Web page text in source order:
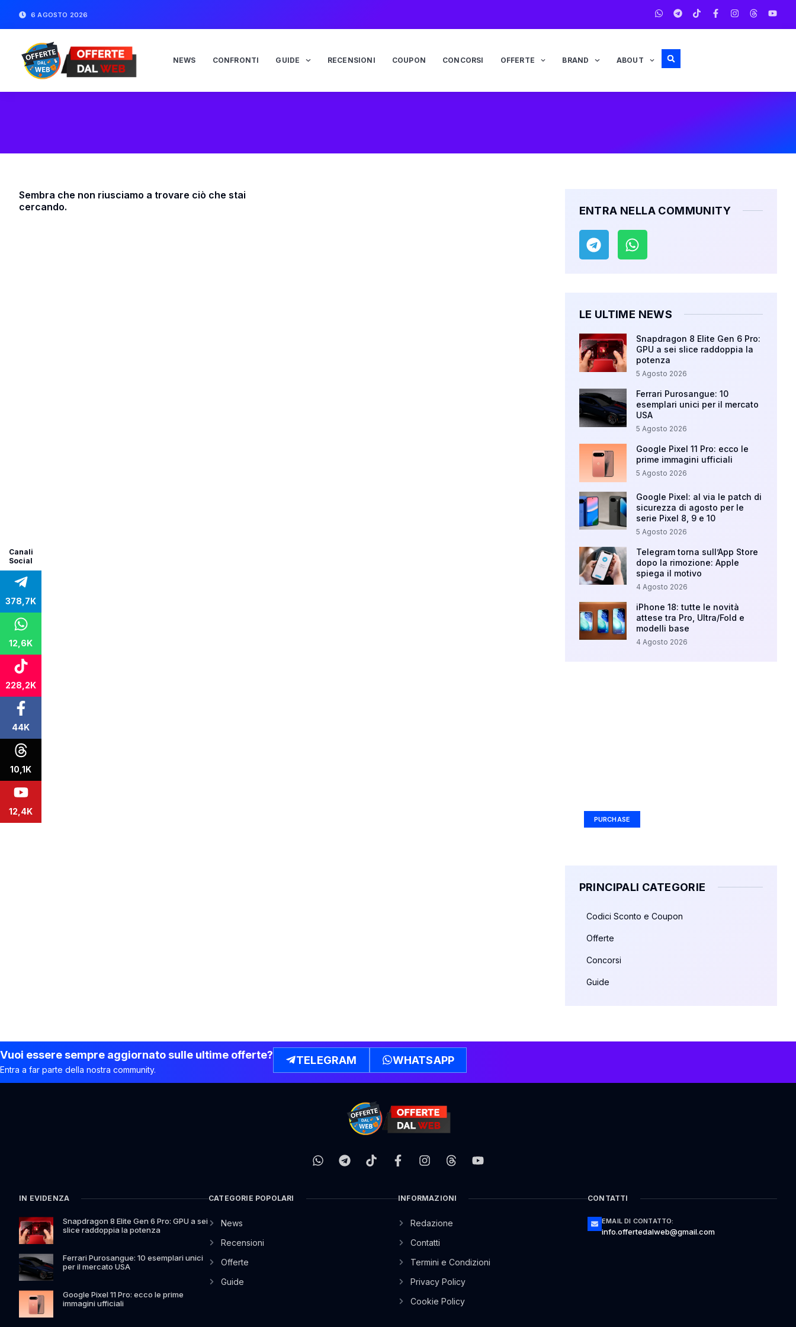
6 AGOSTO 2026
NEWS CONFRONTI GUIDE RECENSIONI COUPON CONCORSI OFFERTE BRAND ABOUT
Canali
Social
378,7K
12,6K
228,2K
44K
10,1K
12,4K
Sembra che non riusciamo a trovare ciò che stai
cercando.
ENTRA NELLA COMMUNITY
LE ULTIME NEWS
Snapdragon 8 Elite Gen 6 Pro:
GPU a sei slice raddoppia la
potenza
5 Agosto 2026
Ferrari Purosangue: 10
esemplari unici per il mercato
USA
5 Agosto 2026
Google Pixel 11 Pro: ecco le
prime immagini ufficiali
5 Agosto 2026
Google Pixel: al via le patch di
sicurezza di agosto per le
serie Pixel 8, 9 e 10
5 Agosto 2026
Telegram torna sull’App Store
dopo la rimozione: Apple
spiega il motivo
4 Agosto 2026
iPhone 18: tutte le novità
attese tra Pro, Ultra/Fold e
modelli base
4 Agosto 2026
PURCHASE
PRINCIPALI CATEGORIE
Codici Sconto e Coupon
Offerte
Concorsi
Guide
Vuoi essere sempre aggiornato sulle ultime offerte?
Entra a far parte della nostra community.
TELEGRAM WHATSAPP
IN EVIDENZA
Snapdragon 8 Elite Gen 6 Pro: GPU a sei
slice raddoppia la potenza
Ferrari Purosangue: 10 esemplari unici
per il mercato USA
Google Pixel 11 Pro: ecco le prime
immagini ufficiali
CATEGORIE POPOLARI
News
Recensioni
Offerte
Guide
INFORMAZIONI
Redazione
Contatti
Termini e Condizioni
Privacy Policy
Cookie Policy
CONTATTI
EMAIL DI CONTATTO:
info.offertedalweb@gmail.com